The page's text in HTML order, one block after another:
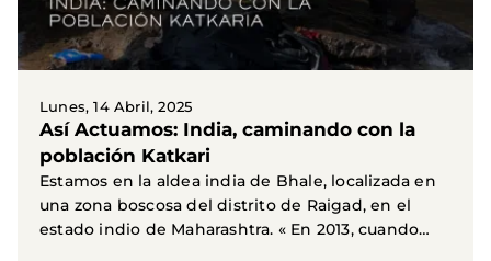
Lunes, 14 Abril, 2025
Así Actuamos: India, caminando con la
población Katkari
Estamos en la aldea india de Bhale, localizada en
una zona boscosa del distrito de Raigad, en el
estado indio de Maharashtra. « En 2013, cuando